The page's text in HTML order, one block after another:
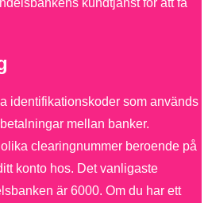
kundtjänst för att få
identifikationskoder som används
mellan banker.
clearingnummer beroende på
konto hos. Det vanligaste
är 6000. Om du har ett